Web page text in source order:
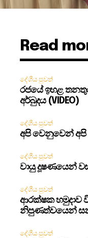
Read
දේශීය පුවත්
රජයේ ඉහළ
අර්බුදය (VIDEO)
දේශීය පුවත්
අපි වෙනුවෙන් අපි
දේශීය පුවත්
වායු දූෂණයෙන්
දේශීය පුවත්
ආරක්ෂක හමුදාව
නිපුණත්වයෙන්
දේශීය පුවත්